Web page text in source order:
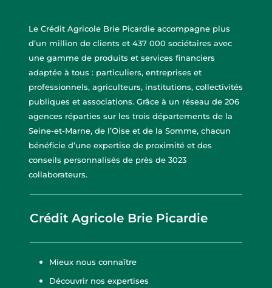
Le Crédit Agricole Brie Picardie accompagne plus
d’un million de clients et 437 000 sociétaires avec
une gamme de produits et services financiers
adaptée à tous : particuliers, entreprises et
professionnels, agriculteurs, institutions, collectivités
publiques et associations. Grâce à un réseau de 206
agences réparties sur les trois départements de la
Seine-et-Marne, de l’Oise et de la Somme, chacun
bénéficie d’une expertise de proximité et des
conseils personnalisés de près de 3023
collaborateurs.
Crédit Agricole Brie Picardie
Mieux nous connaître
Découvrir nos expertises